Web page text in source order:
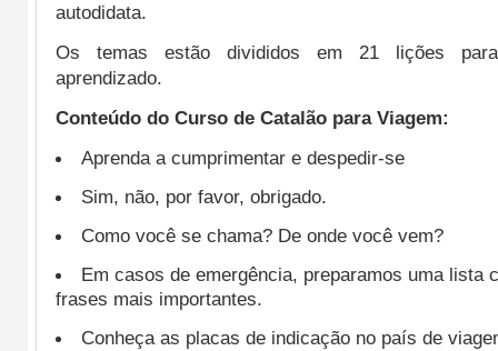
autodidata.
Os temas estão divididos em 21 lições
aprendizado.
Conteúdo do Curso de Catalão para Viagem:
Aprenda a cumprimentar e despedir-se
Sim, não, por favor, obrigado.
Como você se chama? De onde você vem?
Em casos de emergência, preparamos uma lista
frases mais importantes.
Conheça as placas de indicação no país de